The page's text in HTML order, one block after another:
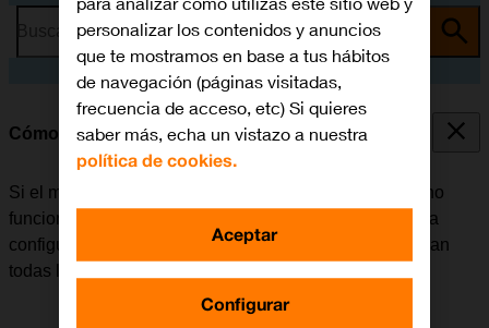
Busca por problema o tema
Cómo restablecer la configuración predeterminada
Si el móvil reacciona lentamente o de alguna manera no
funciona bien, en algunos casos ayuda el restablecer la
configuración predeterminada. De esta manera se borran
todas las configuraciones creadas en el móvil.
personalizar los contenidos y anuncios
que te mostramos en base a tus hábitos
de navegación (páginas visitadas,
frecuencia de acceso, etc) Si quieres
saber más, echa un vistazo a nuestra
política de cookies.
Configurar
Aceptar